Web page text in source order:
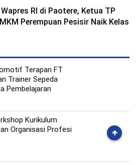
RI di Paotere, Ketua TP
Perempuan Pesisir Naik Kelas
Terapan FT
Trainer Sepeda
Pembelajaran
Kurikulum
Organisasi Profesi